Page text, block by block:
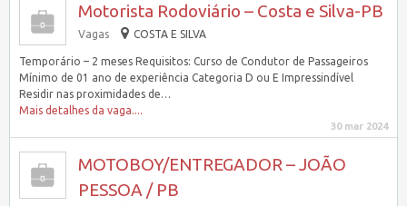
Motorista Rodoviário – Costa e Silva-PB
Vagas COSTA E SILVA
Temporário – 2 meses Requisitos: Curso de Condutor de Passageiros
Mínimo de 01 ano de experiência Categoria D ou E Impressindível
Residir nas proximidades de…
Mais detalhes da vaga....
30 mar 2024
MOTOBOY/ENTREGADOR – JOÃO
PESSOA / PB